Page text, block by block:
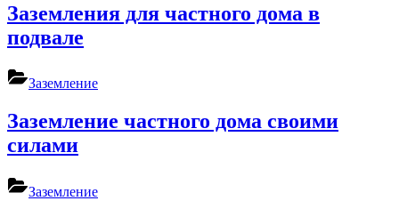
Заземления для частного дома в
подвале
Заземление
Заземление частного дома своими
силами
Заземление